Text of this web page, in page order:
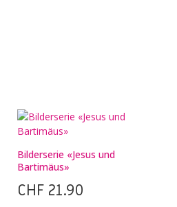
Bilderserie «Jesus und
Bartimäus»
CHF 21.90